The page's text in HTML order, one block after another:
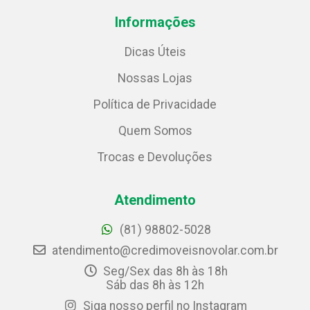
Informações
Dicas Úteis
Nossas Lojas
Política de Privacidade
Quem Somos
Trocas e Devoluções
Atendimento
(81) 98802-5028
atendimento@credimoveisnovolar.com.br
Seg/Sex das 8h às 18h
Sáb das 8h às 12h
Siga nosso perfil no Instagram